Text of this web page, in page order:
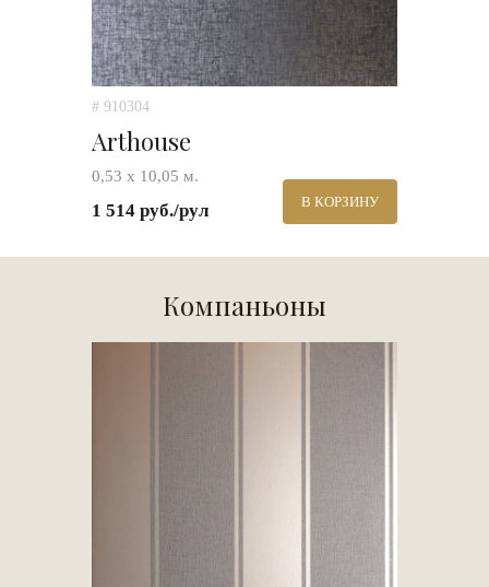
# 910304
Arthouse
0,53 х 10,05 м.
1 514 руб./рул В КОРЗИНУ
Компаньоны